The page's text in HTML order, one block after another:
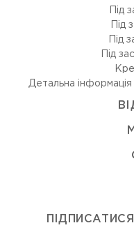
Під
Під
Під
Під
Детальна